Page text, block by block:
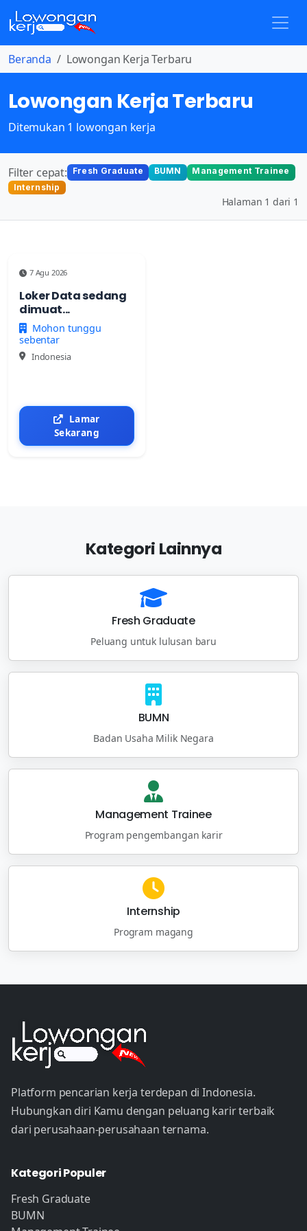
Beranda Lowongan Kerja Terbaru
Lowongan Kerja Terbaru
Ditemukan 1 lowongan kerja
Filter cepat: Fresh Graduate BUMN
Management Trainee
Internship
Halaman 1 dari 1
7 Agu 2026
Loker Data sedang
dimuat...
Mohon tunggu
sebentar
Indonesia
Lamar
Sekarang
Kategori Lainnya
Fresh Graduate
Peluang untuk lulusan baru
BUMN
Badan Usaha Milik Negara
Management Trainee
Program pengembangan karir
Internship
Program magang
Platform pencarian kerja terdepan di Indonesia.
Hubungkan diri Kamu dengan peluang karir terbaik
dari perusahaan-perusahaan ternama.
Kategori Populer
Fresh Graduate
BUMN